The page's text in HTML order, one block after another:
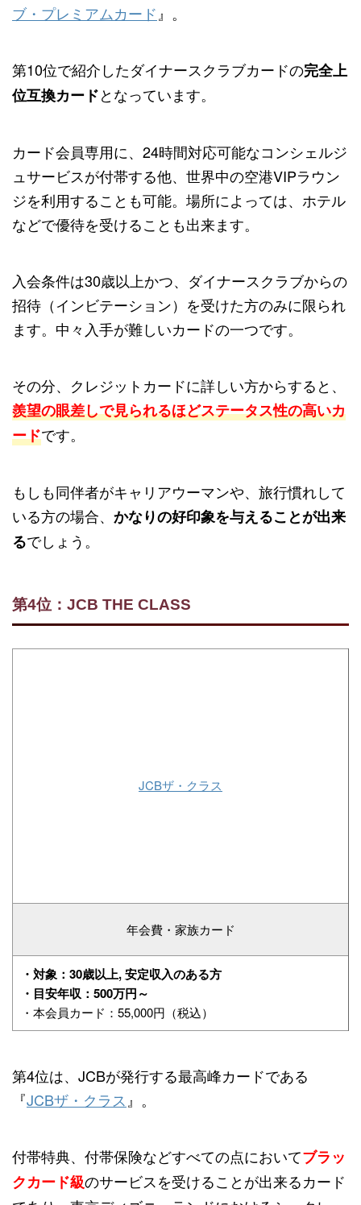
ブ・プレミアムカード 』。
第10位で紹介したダイナースクラブカードの完全上
位互換カードとなっています。
カード会員専用に、24時間対応可能なコンシェルジ
ュサービスが付帯する他、世界中の空港VIPラウン
ジを利用することも可能。場所によっては、ホテル
などで優待を受けることも出来ます。
入会条件は30歳以上かつ、ダイナースクラブからの
招待（インビテーション）を受けた方のみに限られ
ます。中々入手が難しいカードの一つです。
その分、クレジットカードに詳しい方からすると、
羨望の眼差しで見られるほどステータス性の高いカ
ードです。
もしも同伴者がキャリアウーマンや、旅行慣れして
いる方の場合、 かなりの好印象を与えることが出来
るでしょう。
第4位：JCB THE CLASS
JCBザ・クラス
年会費・家族カード
・対象：30歳以上, 安定収入のある方
・目安年収：500万円～
・本会員カード：55,000円（税込）
第4位は、JCBが発行する最高峰カードである
『JCBザ・クラス 』。
付帯特典、付帯保険などすべての点においてブラッ
クカード級のサービスを受けることが出来るカード